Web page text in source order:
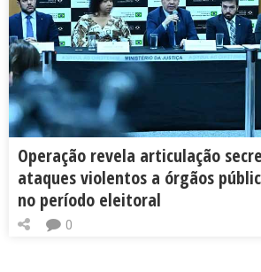
Operação revela articulação
ataques violentos a órgãos
no período eleitoral
0